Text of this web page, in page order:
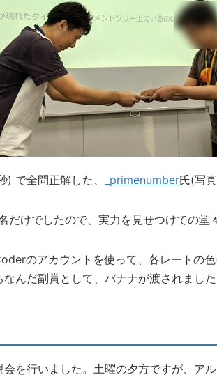
で全問正解した、 _primenumber氏(写
だけでしたので、実力を見せつけての堂
のアカウントを使って、各レートの
んだ副賞として、バナナが渡されました
を行いました。土曜の夕方ですが、アル